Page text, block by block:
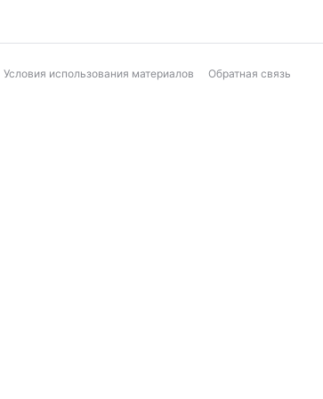
Условия использования материалов Обратная связь